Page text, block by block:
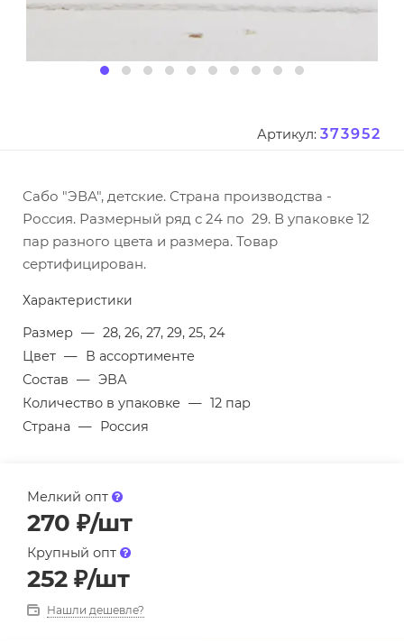
Артикул: 373952
Сабо "ЭВА", детские. Страна производства -
Россия. Размерный ряд с 24 по 29. В упаковке 12
пар разного цвета и размера. Товар
сертифицирован.
Характеристики
Размер — 28, 26, 27, 29, 25, 24
Цвет — В ассортименте
Состав — ЭВА
Количество в упаковке — 12 пар
Страна — Россия
Мелкий опт
270 ₽/шт
Крупный опт
252 ₽/шт
Нашли дешевле?